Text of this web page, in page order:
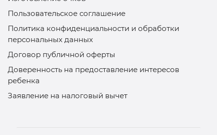
Пользовательское соглашение
Политика конфиденциальности и обработки
персональных данных
Договор публичной оферты
Доверенность на предоставление интересов
ребенка
Заявление на налоговый вычет